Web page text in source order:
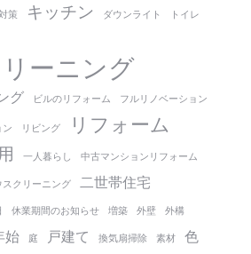
策 キッチン ダウンライト トイレ
ーニング
グ ビルのリフォーム フルリノベーション
ン リビング リフォーム
一人暮らし 中古マンションリフォーム
クリーニング 二世帯住宅
休業期間のお知らせ 増築 外壁 外構
始 庭 戸建て 換気扇掃除 素材
色